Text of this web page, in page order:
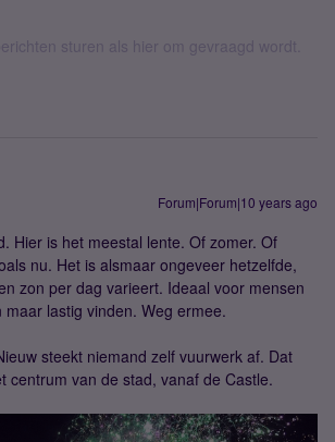
sturen als hier om gevraagd wordt.
Forum|Forum|10 years ago
Hier is het meestal lente. Of zomer. Of
nu. Het is alsmaar ongeveer hetzelfde,
zon per dag varieert. Ideaal voor mensen
lastig vinden. Weg ermee.
steekt niemand zelf vuurwerk af. Dat
centrum van de stad, vanaf de Castle.